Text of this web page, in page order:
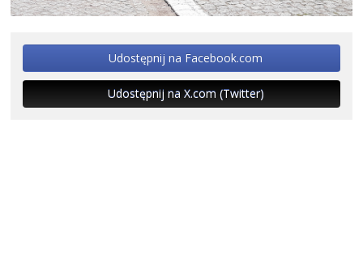
Udostępnij na Facebook.com
Udostępnij na X.com (Twitter)